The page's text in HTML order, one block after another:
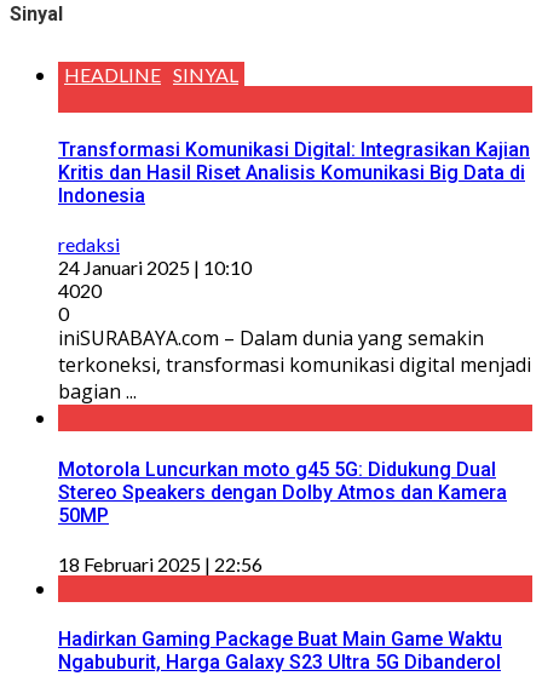
Sinyal
HEADLINE SINYAL
Transformasi Komunikasi Digital: Integrasikan Kajian
Kritis dan Hasil Riset Analisis Komunikasi Big Data di
Indonesia
redaksi
24 Januari 2025 | 10:10
4020
0
iniSURABAYA.com – Dalam dunia yang semakin
terkoneksi, transformasi komunikasi digital menjadi
bagian ...
Motorola Luncurkan moto g45 5G: Didukung Dual
Stereo Speakers dengan Dolby Atmos dan Kamera
50MP
18 Februari 2025 | 22:56
Hadirkan Gaming Package Buat Main Game Waktu
Ngabuburit, Harga Galaxy S23 Ultra 5G Dibanderol